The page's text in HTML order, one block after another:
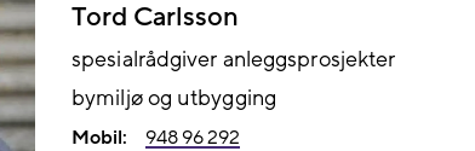
Tord Carlsson
spesialrådgiver anleggsprosjekter
bymiljø og utbygging
Mobil:
948 96 292